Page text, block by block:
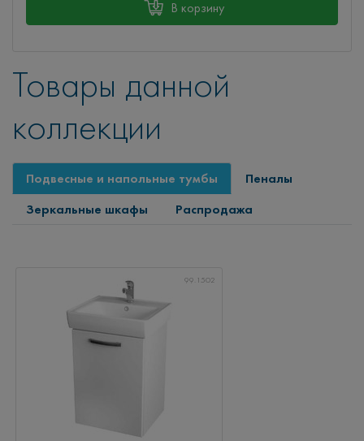
В корзину
Товары данной
коллекции
Подвесные и напольные тумбы
Пеналы
Зеркальные шкафы
Распродажа
99.1502